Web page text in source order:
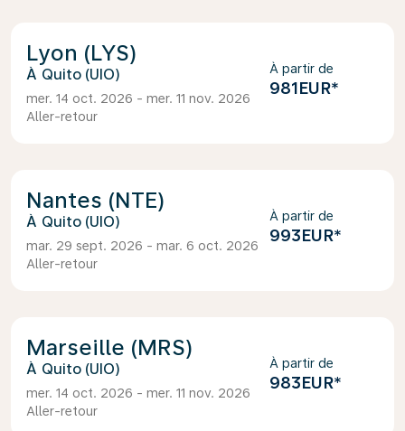
Lyon (LYS)
Quito (UIO)
mer. 14 oct. 2026 - mer. 11 nov. 2026
Aller-retour
À partir de
981EUR*
Nantes (NTE)
Quito (UIO)
mar. 29 sept. 2026 - mar. 6 oct. 2026
Aller-retour
À partir de
993EUR*
Marseille (MRS)
Quito (UIO)
mer. 14 oct. 2026 - mer. 11 nov. 2026
Aller-retour
À partir de
983EUR*